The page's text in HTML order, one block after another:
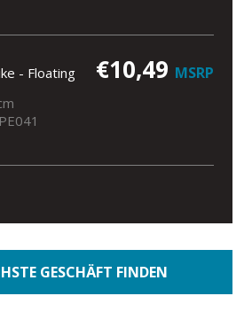
- Floating €10,49 MSRP
GESCHÄFT FINDEN